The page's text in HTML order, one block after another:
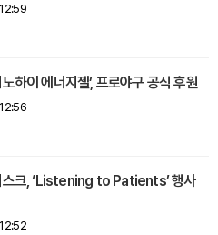
하이 에너지젤’, 프로야구 공식 후원
스크, ‘Listening to Patients’ 행사